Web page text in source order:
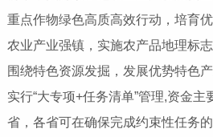
重点作物绿色高质高效行动，培育
农业产业强镇，实施农产品地理标
围绕特色资源发掘，发展优势特色
实行“大专项+任务清单”管理,资金主
省，各省可在确保完成约束性任务